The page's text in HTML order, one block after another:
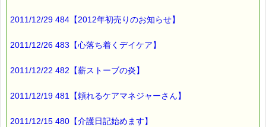
【2012年初売りのお知らせ】
それでは
早速
ｅパスタイム 初売り企画 を発表しますね。
★★★★★★★★★★★★★★★★★★★★
2011/12/29 484【2012年初売りのお知らせ】
2011/12/26 483【心落ち着くデイケア】
2011/12/22 482【薪ストーブの炎】
2011/12/19 481【頼れるケアマネジャーさん】
2011/12/15 480【介護日記始めます】